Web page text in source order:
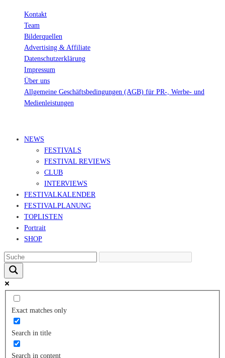
Kontakt
Team
Bilderquellen
Advertising & Affiliate
Datenschutzerklärung
Impressum
Über uns
Allgemeine Geschäftsbedingungen (AGB) für PR-, Werbe- und
Medienleistungen
NEWS
FESTIVALS
FESTIVAL REVIEWS
CLUB
INTERVIEWS
FESTIVALKALENDER
FESTIVALPLANUNG
TOPLISTEN
Portrait
SHOP
Exact matches only
Search in title
Search in content